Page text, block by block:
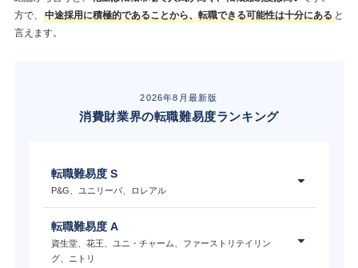
方で、
中途採用に積極的であることから、転職できる可能性は十分にある と
言えます。
2026年8月最新版
消費財業界の転職難易度ランキング
転職難易度 S
P&G、ユニリーバ、ロレアル
転職難易度 A
資生堂、花王、ユニ・チャーム、ファーストリテイリン
グ、ニトリ